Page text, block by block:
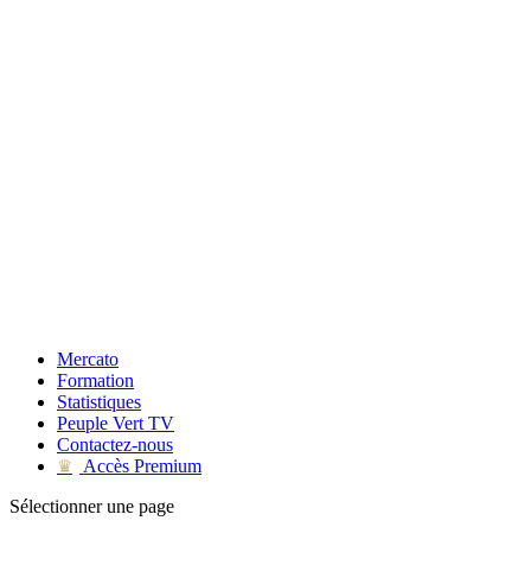
Mercato
Formation
Statistiques
Peuple Vert TV
Contactez-nous
♛
Accès Premium
Sélectionner une page